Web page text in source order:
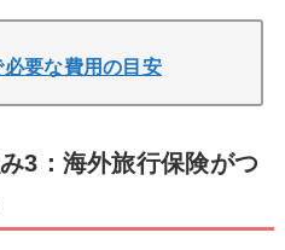
要な費用の目安
3：海外旅行保険がつ